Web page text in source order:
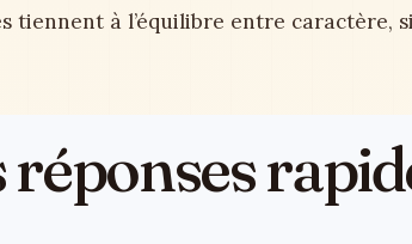
tiennent à l’équilibre entre caractère,
réponses